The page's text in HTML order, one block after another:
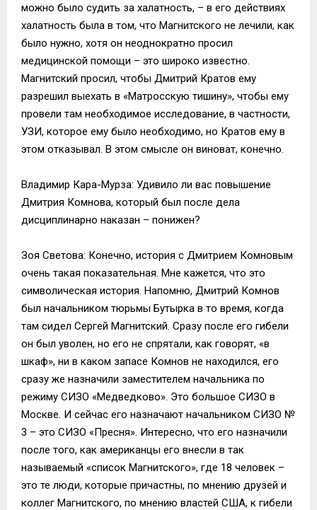
можно было судить за халатность, – в его действиях
халатность была в том, что Магнитского не лечили, как
было нужно, хотя он неоднократно просил
медицинской помощи – это широко известно.
Магнитский просил, чтобы Дмитрий Кратов ему
разрешил выехать в «Матросскую тишину», чтобы ему
провели там необходимое исследование, в частности,
УЗИ, которое ему было необходимо, но Кратов ему в
этом отказывал. В этом смысле он виноват, конечно.
Владимир Кара-Мурза: Удивило ли вас повышение
Дмитрия Комнова, который был после дела
дисциплинарно наказан – понижен?
Зоя Светова: Конечно, история с Дмитрием Комновым
очень такая показательная. Мне кажется, что это
символическая история. Напомню, Дмитрий Комнов
был начальником тюрьмы Бутырка в то время, когда
там сидел Сергей Магнитский. Сразу после его гибели
он был уволен, но его не спрятали, как говорят, «в
шкаф», ни в каком запасе Комнов не находился, его
сразу же назначили заместителем начальника по
режиму СИЗО «Медведково». Это большое СИЗО в
Москве. И сейчас его назначают начальником СИЗО №
3 – это СИЗО «Пресня». Интересно, что его назначили
после того, как американцы его внесли в так
называемый «список Магнитского», где 18 человек –
это те люди, которые причастны, по мнению друзей и
коллег Магнитского, по мнению властей США, к гибели